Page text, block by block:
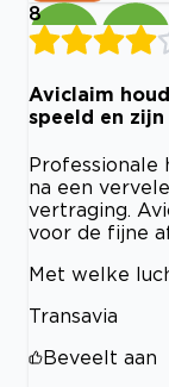
8
Aviclaim
speeld en
Professionale
na een
vertraging.
voor de fijne
Met welke
Transavia
Beveelt aan